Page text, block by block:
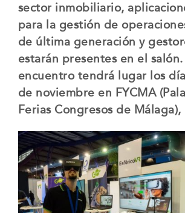
sector inmobiliario,
para la gestión de
de última generación y
estarán presentes en el salón.
encuentro tendrá lugar los
de noviembre en FYCMA
Ferias Congresos de